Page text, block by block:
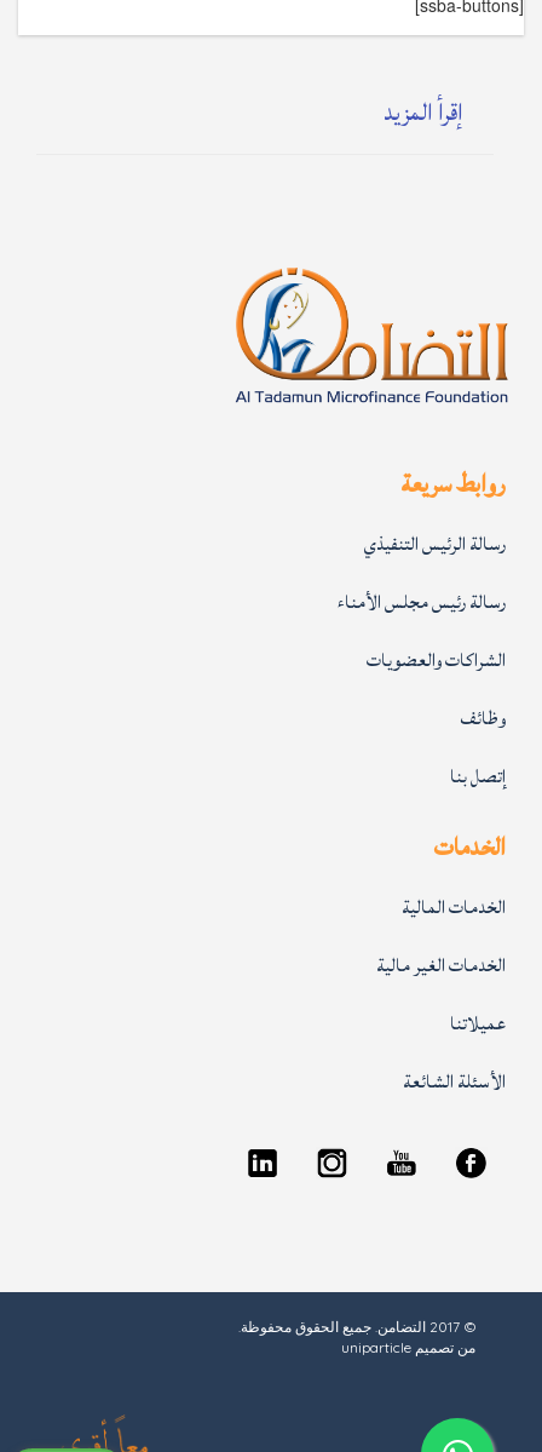
[ssba-buttons]
إقرأ المزيد
روابط سريعة
رسالة الرئيس التنفيذي
رسالة رئيس مجلس الأمناء
الشراكات والعضويات
وظائف
إتصل بنا
الخدمات
الخدمات المالية
الخدمات الغير مالية
عميلاتنا
الأسئلة الشائعة
© 2017 التضامن. جميع الحقوق محفوظة.
من تصميم uniparticle